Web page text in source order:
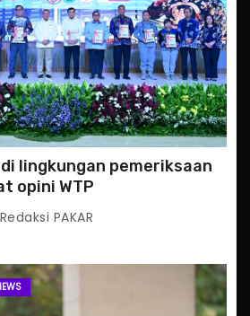
di lingkungan pemeriksaan
opini WTP
Redaksi PAKAR